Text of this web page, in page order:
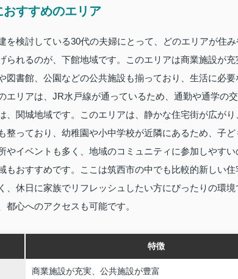
おすすめのエリア
を検討している30代の夫婦にとって、どのエリアが住
られるのが、下館地域です。このエリアは商業施設が
図書館、公園などの公共施設も揃っており、生活に必
エリアは、JR水戸線が通っているため、通勤や通学の交
、関城地域です。このエリアは、静かな住宅街が広が
整っており、幼稚園や小中学校が近隣にあるため、子
やイベントも多く、地域のコミュニティに参加しやすい
もおすすめです。ここは筑西市の中でも比較的新しい
、休日に家族でリフレッシュしたい方にぴったりの環
都心へのアクセスも可能です。
特徴
商業施設が充実、公共施設が豊富